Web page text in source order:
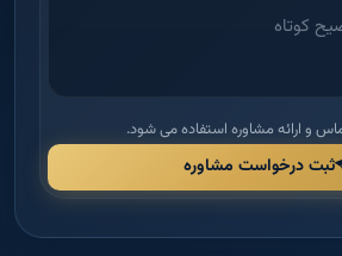
و ارائه مشاوره استفاده می شود.
ثبت درخواست مشاوره